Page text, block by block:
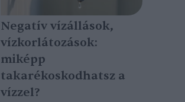
Negatív vízállások,
vízkorlátozások:
miképp
takarékoskodhatsz a
vízzel?